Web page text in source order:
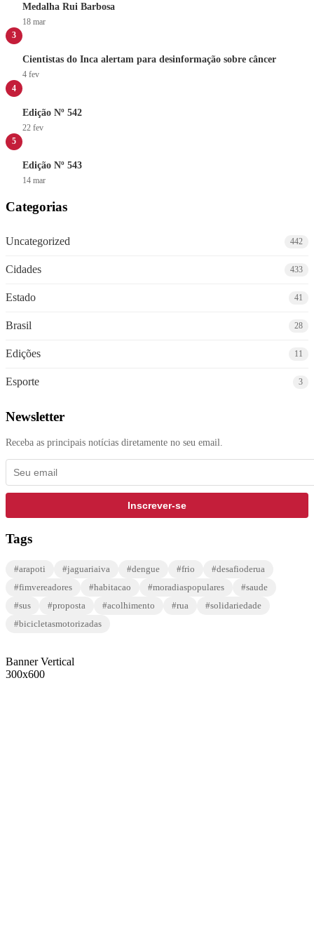
Medalha Rui Barbosa
18 mar
3
Cientistas do Inca alertam para desinformação sobre câncer
4 fev
4
Edição Nº 542
22 fev
5
Edição Nº 543
14 mar
Categorias
Uncategorized 442
Cidades 433
Estado 41
Brasil 28
Edições 11
Esporte 3
Newsletter
Receba as principais notícias diretamente no seu email.
Inscrever-se
Tags
#arapoti #jaguariaiva #dengue #frio
#desafioderua
#fimvereadores
#habitacao #moradiaspopulares
#saude
#sus
#proposta #acolhimento #rua
#solidariedade
#bicicletasmotorizadas
Banner Vertical
300x600